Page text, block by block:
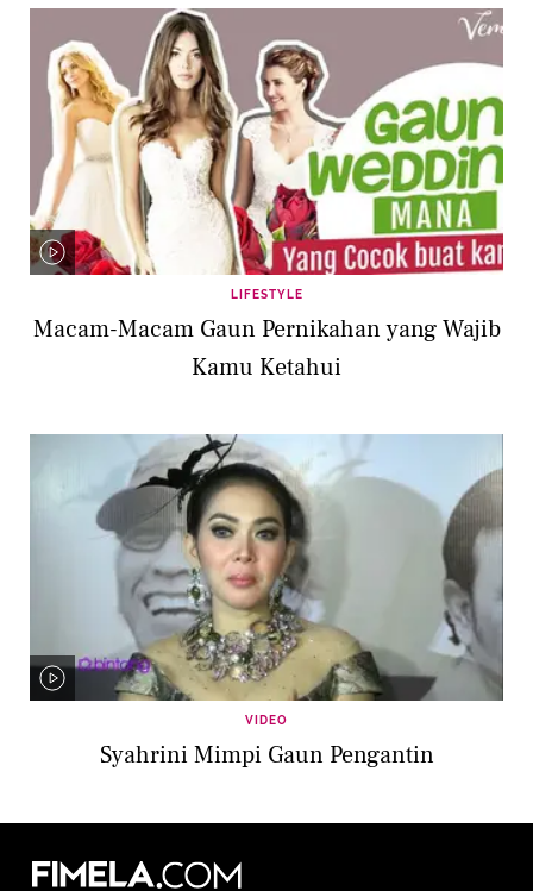
LIFESTYLE
Macam-Macam Gaun Pernikahan yang Wajib
Kamu Ketahui
VIDEO
Syahrini Mimpi Gaun Pengantin